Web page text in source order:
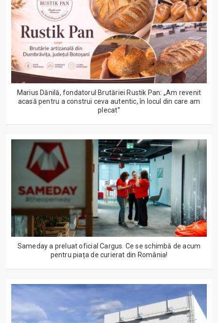
Marius Dănilă, fondatorul Brutăriei Rustik Pan: „Am revenit
acasă pentru a construi ceva autentic, în locul din care am
plecat”
Sameday a preluat oficial Cargus. Ce se schimbă de acum
pentru piața de curierat din România!